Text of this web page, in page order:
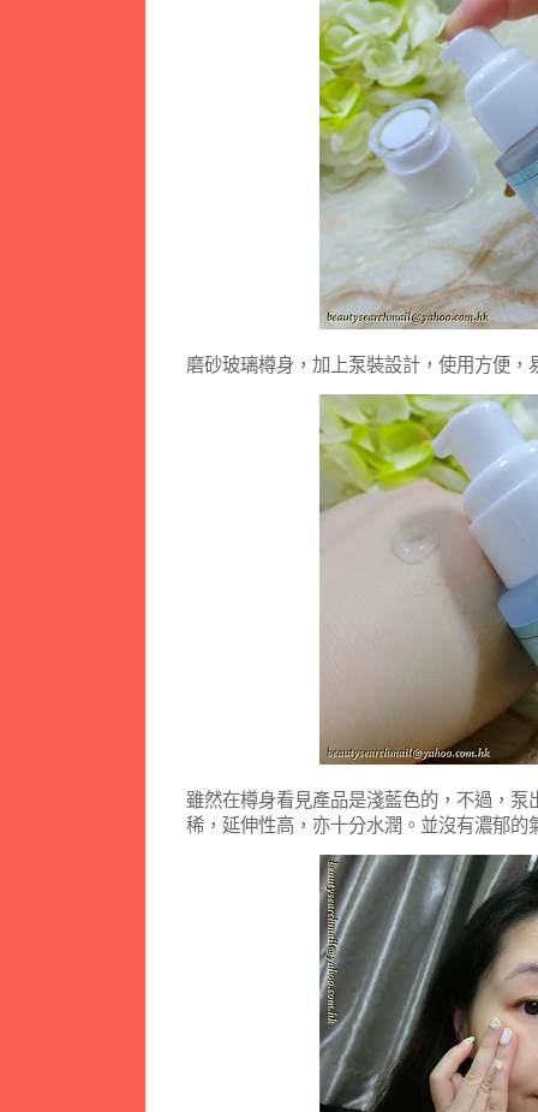
磨砂玻璃樽身，加上泵裝設計，使用方便
雖然在樽身看見產品是淺藍色的，不過，
稀，延伸性高，亦十分水潤。並沒有濃郁的